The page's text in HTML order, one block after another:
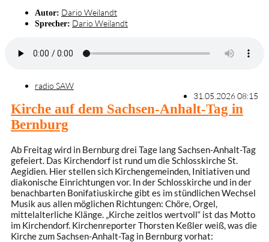
Autor: Dario Weilandt
Sprecher: Dario Weilandt
radio SAW
31.05.2026 08:15
Kirche auf dem Sachsen-Anhalt-Tag in
Bernburg
Ab Freitag wird in Bernburg drei Tage lang Sachsen-Anhalt-Tag
gefeiert. Das Kirchendorf ist rund um die Schlosskirche St.
Aegidien. Hier stellen sich Kirchengemeinden, Initiativen und
diakonische Einrichtungen vor. In der Schlosskirche und in der
benachbarten Bonifatiuskirche gibt es im stündlichen Wechsel
Musik aus allen möglichen Richtungen: Chöre, Orgel,
mittelalterliche Klänge. „Kirche zeitlos wertvoll“ ist das Motto
im Kirchendorf. Kirchenreporter Thorsten Keßler weiß, was die
Kirche zum Sachsen-Anhalt-Tag in Bernburg vorhat: